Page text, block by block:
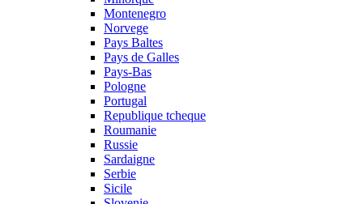
Montenegro
Norvege
Pays Baltes
Pays de Galles
Pays-Bas
Pologne
Portugal
Republique tcheque
Roumanie
Russie
Sardaigne
Serbie
Sicile